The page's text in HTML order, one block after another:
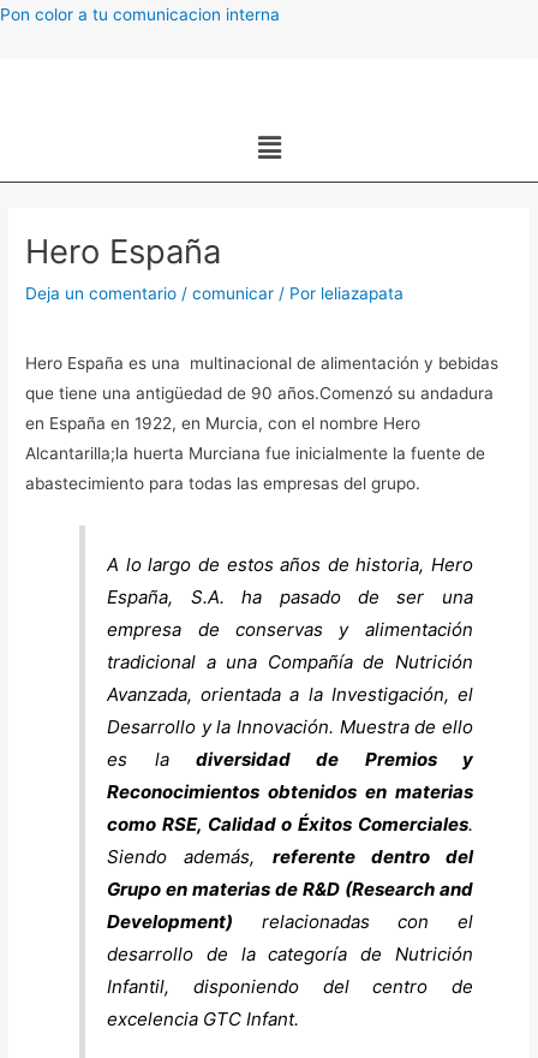
Ir
Pon color a tu comunicacion interna
Menú
Hero España
Deja un comentario /comunicar / Por leliazapata
Hero España es una multinacional de alimentación y bebidas
que tiene una antigüedad de 90 años.Comenzó su andadura
en España en 1922, en Murcia, con el nombre Hero
Alcantarilla;la huerta Murciana fue inicialmente la fuente de
abastecimiento para todas las empresas del grupo.
A lo largo de estos años de historia, Hero
España, S.A. ha pasado de ser una
empresa de conservas y alimentación
tradicional a una Compañía de Nutrición
Avanzada, orientada a la Investigación, el
Desarrollo y la Innovación. Muestra de ello
es la diversidad de Premios y
Reconocimientos obtenidos en materias
como RSE, Calidad o Éxitos Comerciales.
Siendo además, referente dentro del
Grupo en materias de R&D (Research and
Development) relacionadas con el
desarrollo de la categoría de Nutrición
Infantil, disponiendo del centro de
excelencia GTC Infant.
entradas